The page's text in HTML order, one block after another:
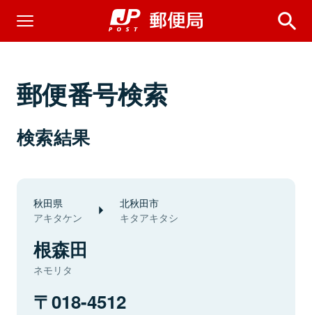
郵便番号検索
検索結果
秋田県
アキタケン
北秋田市
キタアキタシ
根森田
ネモリタ
018-4512